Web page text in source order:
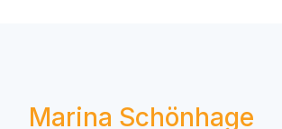
Marina Schönhage